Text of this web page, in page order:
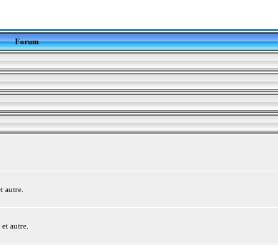
Forum
autre.
autre.